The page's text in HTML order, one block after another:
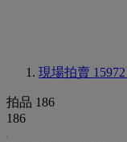
現場拍賣 15972
拍品 186
186